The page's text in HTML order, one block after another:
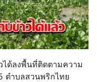
ด้ลงพื้นที่ติดตามความ
ตำบลสวนพริกไทย